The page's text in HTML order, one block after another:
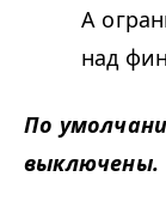
А
над
По
выключены.